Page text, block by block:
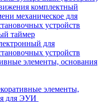
комплектный
механическое для
устройств
таймер
для
устройств
элементы, основания
элементы,
для ЭУИ